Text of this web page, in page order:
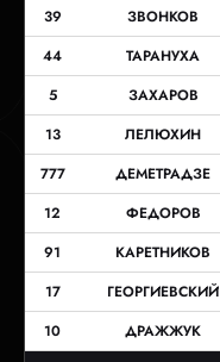
39
ЗВОНКОВ
44
ТАРАНУХА
5
ЗАХАРОВ
13
ЛЕЛЮХИН
777
ДЕМЕТРАДЗЕ
12
ФЕДОРОВ
91
КАРЕТНИКОВ
17
ГЕОРГИЕВСКИЙ
10
ДРАЖЖУК